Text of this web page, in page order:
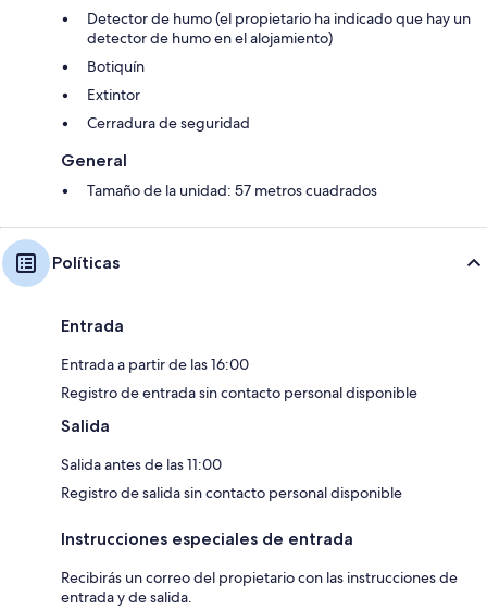
Detector de humo (el propietario ha indicado que hay un
detector de humo en el alojamiento)
Botiquín
Extintor
Cerradura de seguridad
General
Tamaño de la unidad: 57 metros cuadrados
Políticas
Entrada
Entrada a partir de las 16:00
Registro de entrada sin contacto personal disponible
Salida
Salida antes de las 11:00
Registro de salida sin contacto personal disponible
Instrucciones especiales de entrada
Recibirás un correo del propietario con las instrucciones de
entrada y de salida.